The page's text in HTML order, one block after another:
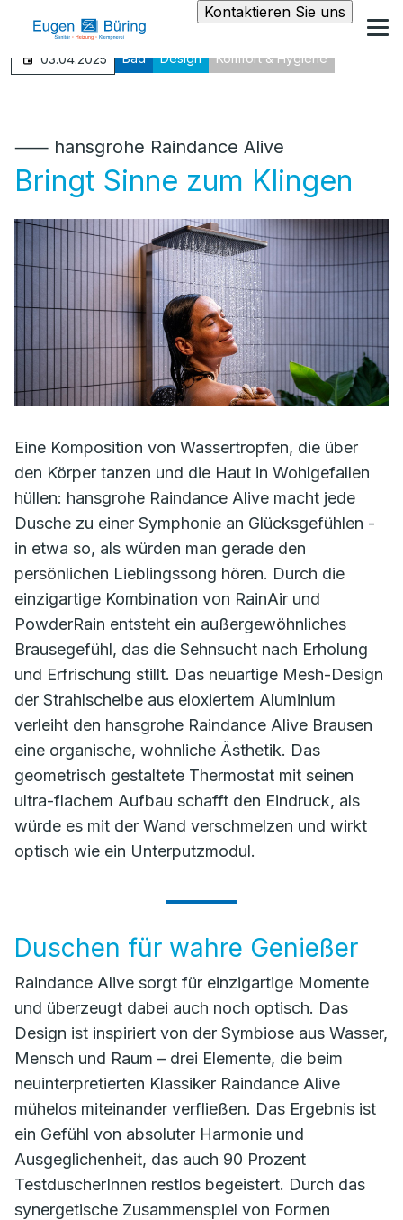
Kontaktieren Sie uns
03.04.2025 Bad Design Komfort & Hygiene
⸺ hansgrohe Raindance Alive
Bringt Sinne zum Klingen
Eine Komposition von Wassertropfen, die über
den Körper tanzen und die Haut in Wohlgefallen
hüllen: hansgrohe Raindance Alive macht jede
Dusche zu einer Symphonie an Glücksgefühlen -
in etwa so, als würden man gerade den
persönlichen Lieblingssong hören. Durch die
einzigartige Kombination von RainAir und
PowderRain entsteht ein außergewöhnliches
Brausegefühl, das die Sehnsucht nach Erholung
und Erfrischung stillt. Das neuartige Mesh-Design
der Strahlscheibe aus eloxiertem Aluminium
verleiht den hansgrohe Raindance Alive Brausen
eine organische, wohnliche Ästhetik. Das
geometrisch gestaltete Thermostat mit seinen
ultra-flachem Aufbau schafft den Eindruck, als
würde es mit der Wand verschmelzen und wirkt
optisch wie ein Unterputzmodul.
Duschen für wahre Genießer
Raindance Alive sorgt für einzigartige Momente
und überzeugt dabei auch noch optisch. Das
Design ist inspiriert von der Symbiose aus Wasser,
Mensch und Raum – drei Elemente, die beim
neuinterpretierten Klassiker Raindance Alive
mühelos miteinander verfließen. Das Ergebnis ist
ein Gefühl von absoluter Harmonie und
Ausgeglichenheit, das auch 90 Prozent
TestduscherInnen restlos begeistert. Durch das
synergetische Zusammenspiel von Formen